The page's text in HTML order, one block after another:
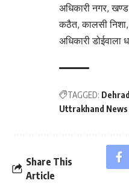
अधिकारी नगर, खण्ड
कठैत, कालसी
अधिकारी डोईवाला
TAGGED:
Uttrakhand News
Share This
Article